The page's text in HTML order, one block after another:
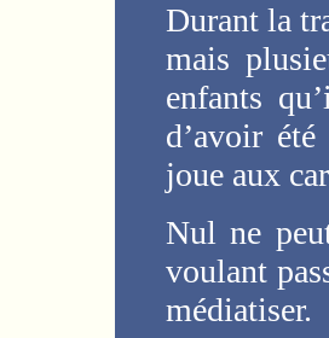
Durant la
mais
enfants
d’avoir été
joue aux
Nul ne
voulant
médiatiser.